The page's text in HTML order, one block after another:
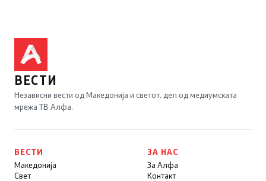
ВЕСТИ
Независни вести од Македонија и светот, дел од медиумската
мрежа ТВ Алфа.
ВЕСТИ
Македонија
Свет
ЗА НАС
За Алфа
Контакт